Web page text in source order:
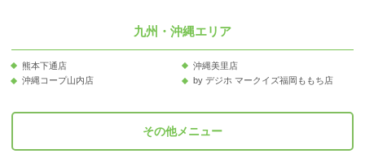
九州・沖縄エリア
熊本下通店
沖縄美里店
沖縄コープ山内店
by デジホ マークイズ福岡ももち店
その他メニュー